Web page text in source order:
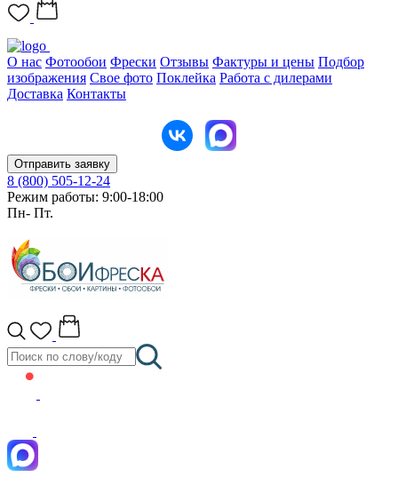
О нас Фотообои Фрески Отзывы Фактуры и цены Подбор
изображения Свое фото Поклейка Работа с дилерами
Доставка Контакты
Отправить заявку
8 (800) 505-12-24
Режим работы: 9:00-18:00
Пн- Пт.